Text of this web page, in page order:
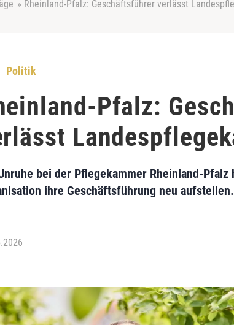
» Rheinland-Pfalz: Geschäftsführer verlässt
Politik
Pfalz:
bei der Pflegekammer Rheinland-
ihre Geschäftsführung neu aufstellen.